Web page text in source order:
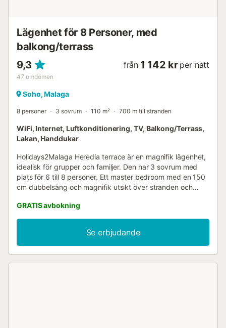
Lägenhet för 8 Personer, med
balkong/terrass
9,3
47 omdömen
från 1 142 kr per natt
Soho, Malaga
8 personer 3 sovrum 110 m² 700 m till stranden
WiFi, Internet, Luftkonditionering, TV, Balkong/Terrass,
Lakan, Handdukar
Holidays2Malaga Heredia terrace är en magnifik lägenhet,
idealisk för grupper och familjer. Den har 3 sovrum med
plats för 6 till 8 personer. Ett master bedroom med en 150
cm dubbelsäng och magnifik utsikt över stranden och
otrolig utsikt över La Alcazaba och katedralen i Malaga.
Observera att sovrummen inte har luftkonditionering, men
de har en takfläkt. Kök med alla nödvändiga redskap och
ett strykjärnrum. Två badrum med badkar/dusch. Rymligt
vardagsrum/matrum med en dubbel bäddsoffa, bord och
GRATIS avbokning
Se erbjudande